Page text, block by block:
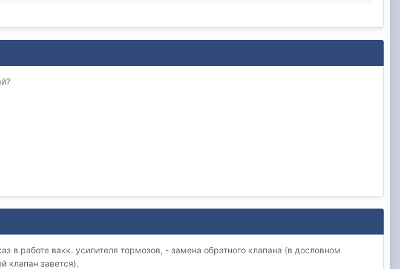
в работе вакк. усилителя тормозов, - замена обратного клапана (в дословном
клапан завется).